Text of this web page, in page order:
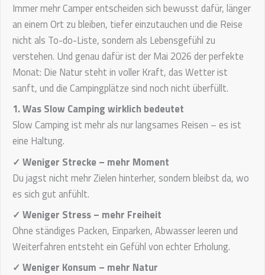
Immer mehr Camper entscheiden sich bewusst dafür, länger
an einem Ort zu bleiben, tiefer einzutauchen und die Reise
nicht als To-do-Liste, sondern als Lebensgefühl zu
verstehen. Und genau dafür ist der Mai 2026 der perfekte
Monat: Die Natur steht in voller Kraft, das Wetter ist
sanft, und die Campingplätze sind noch nicht überfüllt.
1. Was Slow Camping wirklich bedeutet
Slow Camping ist mehr als nur langsames Reisen – es ist
eine Haltung.
✓ Weniger Strecke – mehr Moment
Du jagst nicht mehr Zielen hinterher, sondern bleibst da, wo
es sich gut anfühlt.
✓ Weniger Stress – mehr Freiheit
Ohne ständiges Packen, Einparken, Abwasser leeren und
Weiterfahren entsteht ein Gefühl von echter Erholung.
✓ Weniger Konsum – mehr Natur